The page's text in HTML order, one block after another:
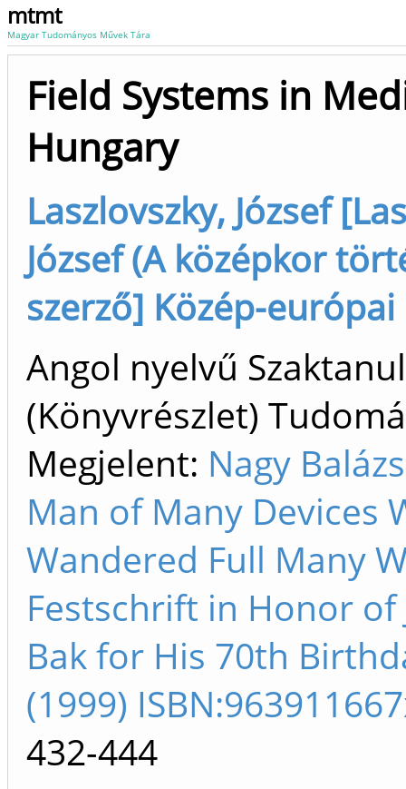
mtmt
Magyar Tudományos Művek Tára
Field Systems in
Hungary
Laszlovszky, József
József (A középkor
szerző] Közép-európai
Angol nyelvű
(Könyvrészlet)
Megjelent: Nagy
Man of Many Devices
Wandered Full Many
Festschrift in Honor of
Bak for His 70th
(1999)
432-444